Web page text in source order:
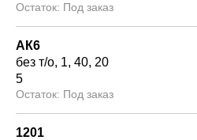
Под заказ
АК6
без т/о 1 40 20
5
Под заказ
1201